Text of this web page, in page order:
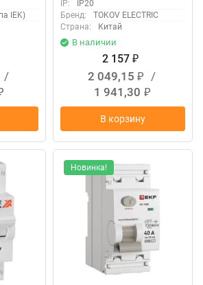
IEK)
/
IP:
IP20
Бренд:
TOKOV ELECTRIC
Страна:
Китай
В наличии
2 157 ₽
2 049,15 ₽
/
1 941,30 ₽
В корзину
Новинка!